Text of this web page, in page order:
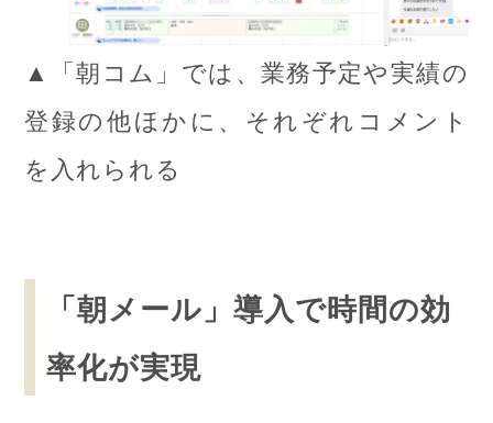
▲「朝コム」では、業務予定や実績の
登録の他ほかに、それぞれコメント
を入れられる
「朝メール」導入で時間の効
率化が実現